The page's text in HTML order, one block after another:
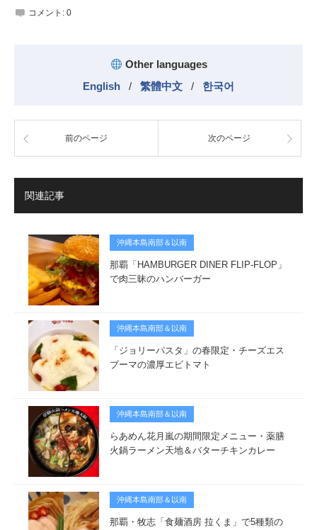
コメント: 0
Other languages
English
/ 繁體中文 / 한국어
前のページ 次のページ
関連記事
沖縄本島南部＆以南
那覇「HAMBURGER DINER FLIP-FLOP」
で肉三昧のハンバーガー
沖縄本島南部＆以南
「ジョリーパスタ」の春限定・チーズエス
プーマの濃厚エビトマト
沖縄本島南部＆以南
らあめん花月嵐の期間限定メニュー・薬膳
火鍋ラーメン天地＆バターチキンカレー
沖縄本島南部＆以南
那覇・牧志「食麺酒房 拉くま」で5種類の